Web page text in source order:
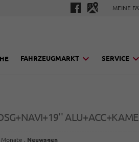
MEINE
FAHRZEUGMARKT SERVICE
, Neuwagen